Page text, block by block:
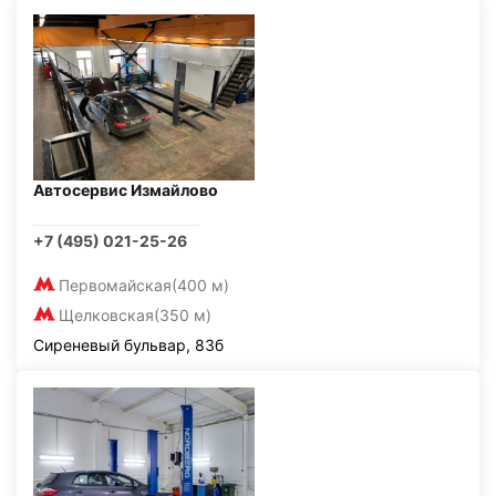
Автосервис Измайлово
+7 (495) 021-25-26
Первомайская(400 м)
Щелковская(350 м)
Сиреневый бульвар, 83б